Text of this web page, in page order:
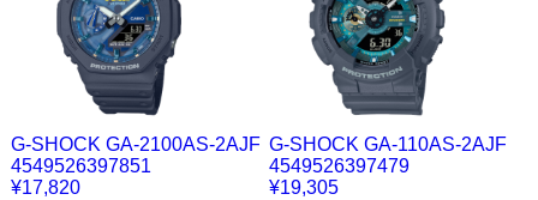
G-SHOCK GA-2100AS-2AJF
4549526397851
¥17,820
G-SHOCK GA-110AS-2AJF
4549526397479
¥19,305